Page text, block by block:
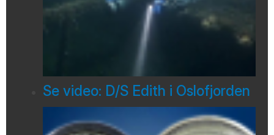
Se video: D/S Edith i Oslofjorden